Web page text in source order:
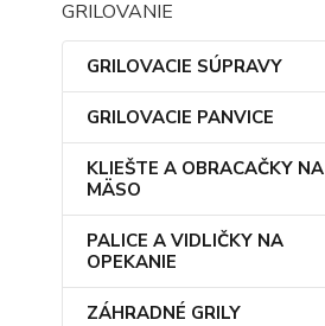
GRILOVANIE
GRILOVACIE SÚPRAVY
GRILOVACIE PANVICE
KLIEŠTE A OBRACAČKY NA
MÄSO
PALICE A VIDLIČKY NA
OPEKANIE
ZÁHRADNÉ GRILY